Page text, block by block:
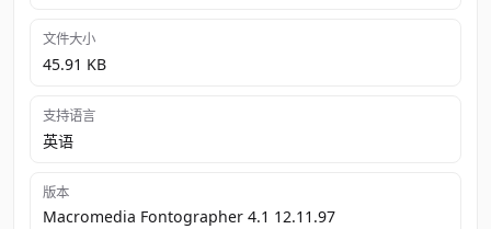
文件大小
45.91 KB
支持语言
英语
版本
Macromedia Fontographer 4.1 12.11.97